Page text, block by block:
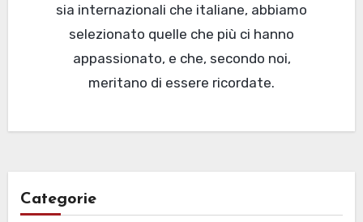
sia internazionali che italiane, abbiamo
selezionato quelle che più ci hanno
appassionato, e che, secondo noi,
meritano di essere ricordate.
Categorie